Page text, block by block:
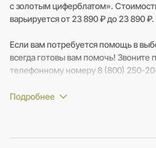
с золотым циферблатом».
варьируется от 23 890 ₽ до 23 890 ₽.
Если вам потребуется помощь в
всегда готовы вам помочь! Звоните
телефонному номеру 8 (800) 250-